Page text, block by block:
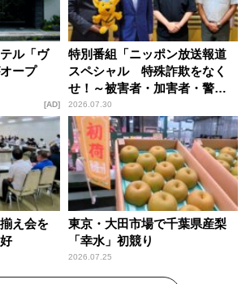
ル「ヴ
ープ
AD
特別番組「ニッポン放送報道
スペシャル 特殊詐欺をなく
せ！～被害者・加害者・警視
庁が語るトクリュウの実態
～」放送
2026.07.30
え会を
東京・大田市場で千葉県産梨
「幸水」初競り
2026.07.25